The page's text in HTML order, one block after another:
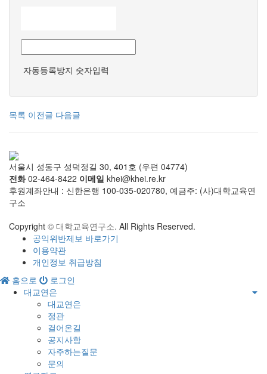
자동등록방지 숫자입력
목록 이전글 다음글
서울시 성동구 성덕정길 30, 401호 (우편 04774)
전화02-464-8422 이메일 khei@khei.re.kr
후원계좌안내 : 신한은행 100-035-020780, 예금주: (사)대학교육연
구소
Copyright © 대학교육연구소. All Rights Reserved.
공익위반제보 바로가기
이용약관
개인정보 취급방침
홈으로
로그인
대교연은
대교연은
정관
걸어온길
공지사항
자주하는질문
문의